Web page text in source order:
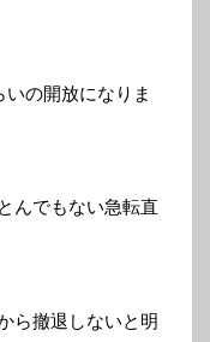
の開放になりま
んでもない急転直
ら撤退しないと明